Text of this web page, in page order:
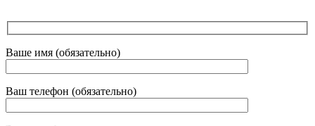
Ваше имя (обязательно)
Ваш телефон (обязательно)